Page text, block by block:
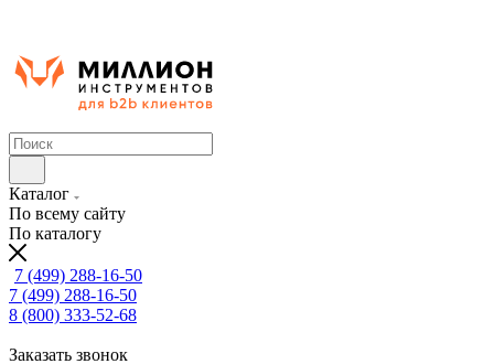
Каталог
По всему сайту
По каталогу
7 (499) 288-16-50
7 (499) 288-16-50
8 (800) 333-52-68
Заказать звонок